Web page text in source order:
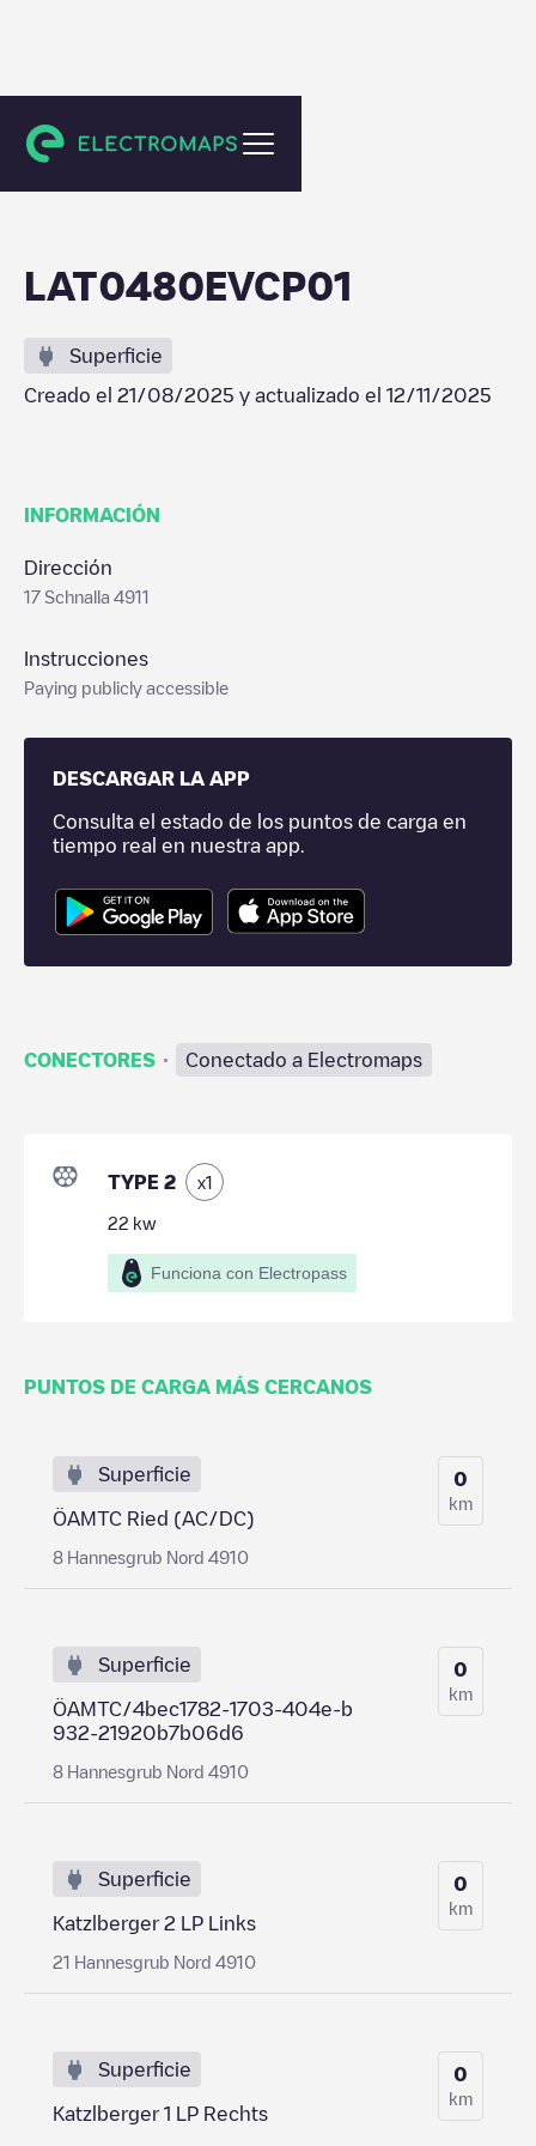
Tumeltsham
LAT0480EVCP01
Superficie
Creado el 21/08/2025 y actualizado el 12/11/2025
INFORMACIÓN
Dirección
17 Schnalla 4911
Instrucciones
Paying publicly accessible
DESCARGAR LA APP
Consulta el estado de los puntos de carga en
tiempo real en nuestra app.
CONECTORES · Conectado a Electromaps
TYPE 2 x1
22 kw
Funciona con Electropass
PUNTOS DE CARGA MÁS CERCANOS
Superficie
ÖAMTC Ried (AC/DC)
8 Hannesgrub Nord 4910
0
km
Superficie
ÖAMTC/4bec1782-1703-404e-b
932-21920b7b06d6
8 Hannesgrub Nord 4910
0
km
Superficie
Katzlberger 2 LP Links
21 Hannesgrub Nord 4910
0
km
Superficie
Katzlberger 1 LP Rechts
0
km